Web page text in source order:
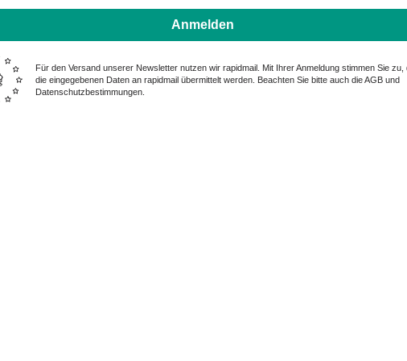
Anmelden
Für den Versand unserer Newsletter nutzen wir rapidmail. Mit Ihrer Anmeldung stimmen Sie zu,
die eingegebenen Daten an rapidmail übermittelt werden. Beachten Sie bitte auch die AGB und
Datenschutzbestimmungen.